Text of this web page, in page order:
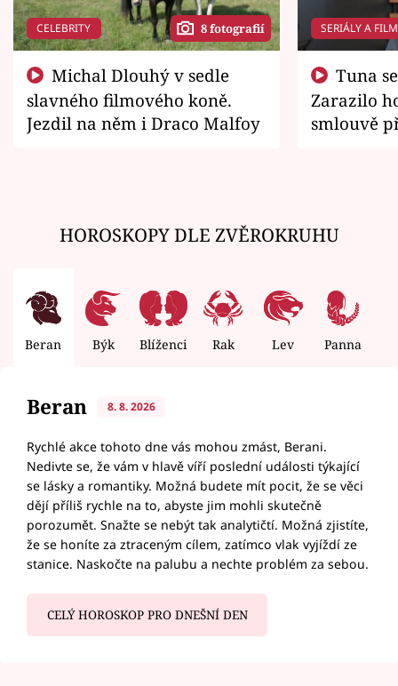
CELEBRITY 8 fotografií
slavného filmového koně.
Jezdil na něm i Draco Malfoy
SERIÁLY A
Zarazilo
smlouvě
HOROSKOPY DLE ZVĚROKRUHU
Beran Býk Blíženci Rak Lev Panna
Beran 8. 8. 2026
Rychlé akce tohoto dne vás mohou zmást, Berani.
Nedivte se, že vám v hlavě víří poslední události týkající
se lásky a romantiky. Možná budete mít pocit, že se věci
dějí příliš rychle na to, abyste jim mohli skutečně
porozumět. Snažte se nebýt tak analytičtí. Možná zjistíte,
že se honíte za ztraceným cílem, zatímco vlak vyjíždí ze
stanice. Naskočte na palubu a nechte problém za sebou.
CELÝ HOROSKOP PRO DNEŠNÍ DEN